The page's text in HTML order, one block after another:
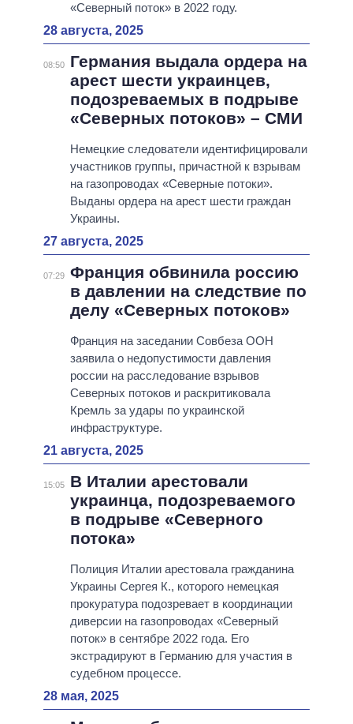
«Северный поток» в 2022 году.
28 августа, 2025
08:50
Германия выдала ордера на
арест шести украинцев,
подозреваемых в подрыве
«Северных потоков» – СМИ
Немецкие следователи идентифицировали
участников группы, причастной к взрывам
на газопроводах «Северные потоки».
Выданы ордера на арест шести граждан
Украины.
27 августа, 2025
07:29 Франция обвинила россию
в давлении на следствие по
делу «Северных потоков»
Франция на заседании Совбеза ООН
заявила о недопустимости давления
россии на расследование взрывов
Северных потоков и раскритиковала
Кремль за удары по украинской
инфраструктуре.
21 августа, 2025
15:05
В Италии арестовали
украинца, подозреваемого
в подрыве «Северного
потока»
Полиция Италии арестовала гражданина
Украины Сергея К., которого немецкая
прокуратура подозревает в координации
диверсии на газопроводах «Северный
поток» в сентябре 2022 года. Его
экстрадируют в Германию для участия в
судебном процессе.
28 мая, 2025